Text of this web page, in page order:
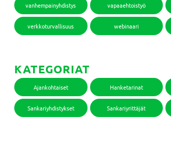
vanhempainyhdistys vapaaehtoistyö
verkkoturvallisuus webinaari
KATEGORIAT
Ajankohtaiset Hanketarinat
Sankariyhdistykset Sankariyrittäjät